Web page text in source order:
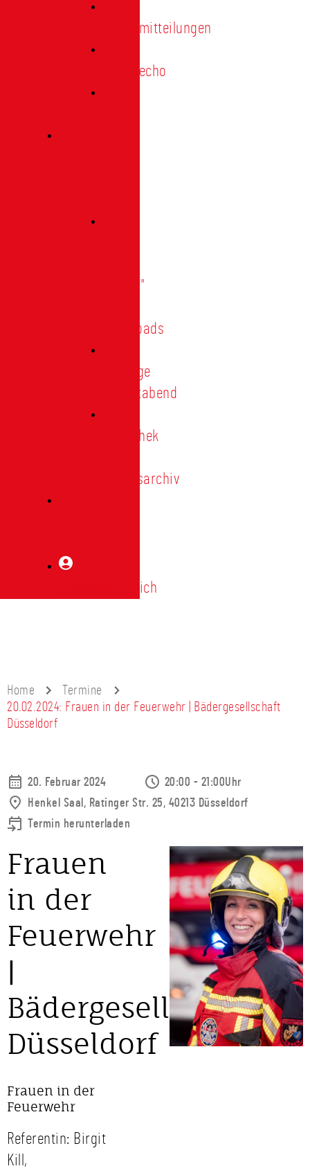
Pressemitteilungen
Presseecho
"digital"
Downloads
Vorträge
Heimatabend
Bibliothek
Vereinsarchiv
Mitgliederbereich
Home
Termine
20.02.2024: Frauen in der Feuerwehr | Bädergesellschaft
Düsseldorf
20. Februar 2024
20:00 - 21:00Uhr
Henkel Saal, Ratinger Str. 25, 40213 Düsseldorf
Termin herunterladen
Frauen
in der
Feuerwehr
|
Bädergesellschaft
Düsseldorf
Frauen in der
Feuerwehr
Referentin: Birgit
Kill,